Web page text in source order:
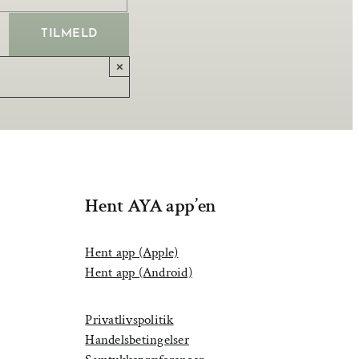
×
Hent AYA app’en
Hent app (Apple)
Hent app (Android)
Privatlivspolitik
Handelsbetingelser